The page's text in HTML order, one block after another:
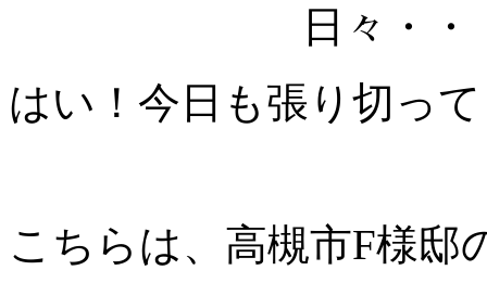
日々・・
はい！今日も張り切っ
こちらは、高槻市F様邸